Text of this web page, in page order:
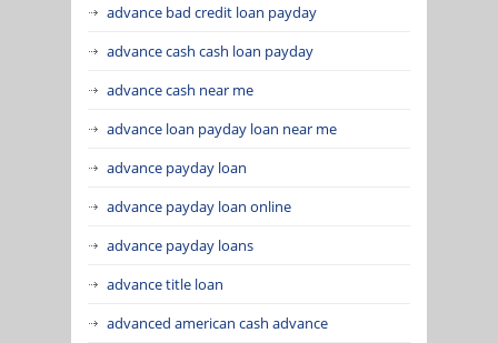
advance bad credit loan payday
advance cash cash loan payday
advance cash near me
advance loan payday loan near me
advance payday loan
advance payday loan online
advance payday loans
advance title loan
advanced american cash advance